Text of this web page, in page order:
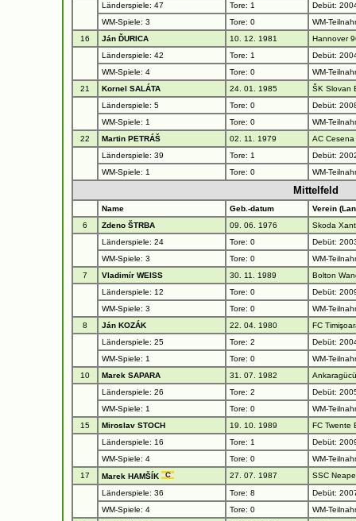
Länderspiele: 47
Tore: 1
Debüt:
WM-Spiele: 3
Tore: 0
WM-
16
Ján ĎURICA 10. 12. 1981
Hannover
Länderspiele: 42
Tore: 1
Debüt:
WM-Spiele: 4
Tore: 0
WM-
21
Kornel SALÁTA 24. 01. 1985
ŠK Slovan
Länderspiele: 5
Tore: 0
Debüt:
WM-Spiele: 1
Tore: 0
WM-
22
Martin PETRÁŠ 02. 11. 1979
AC Cesena
Länderspiele: 39
Tore: 1
Debüt:
WM-Spiele: 1
Tore: 0 WM-
Mittelfeld
Name Geb.-datum
Verein
6
Zdeno ŠTRBA 09. 06. 1976
Skoda
Länderspiele: 24
Tore: 0
Debüt:
WM-Spiele: 3
Tore: 0
WM-
7
Vladimír WEISS 30. 11. 1989
Bolton
Länderspiele: 12
Tore: 0
Debüt:
WM-Spiele: 3
Tore: 0
WM-
8
Ján KOZÁK 22. 04. 1980
FC
Länderspiele: 25
Tore: 2
Debüt:
WM-Spiele: 1
Tore: 0
WM-
10
Marek SAPARA 31. 07. 1982
Länderspiele: 26
Tore: 2
Debüt:
WM-Spiele: 1
Tore: 0
WM-
15
Miroslav STOCH 19. 10. 1989
FC Twente
Länderspiele: 16
Tore: 1
Debüt:
WM-Spiele: 4
Tore: 0
WM-
17
Marek HAMŠÍK 27. 07. 1987
SSC
Länderspiele: 36
Tore: 8
Debüt:
WM-Spiele: 4
Tore: 0
WM-